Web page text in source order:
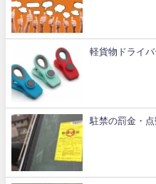
軽貨物ドライ
駐禁の罰金・